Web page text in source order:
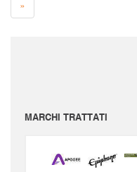
»
MARCHI TRATTATI